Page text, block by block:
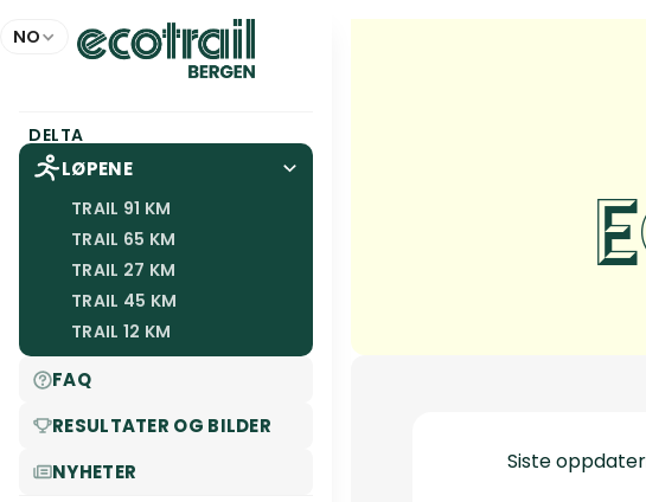
Panel for informasjonskapsler
DELTA
LØPENE
TRAIL 91 KM
TRAIL 65 KM
TRAIL 27 KM
TRAIL 45 KM
TRAIL 12 KM
FAQ
RESULTATER OG BILDER
NYHETER
NO
Siste